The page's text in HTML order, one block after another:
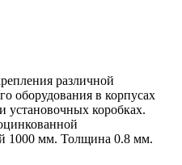
различной
оборудования в корпусах
установочных коробках.
1000 мм. Толщина 0.8 мм.